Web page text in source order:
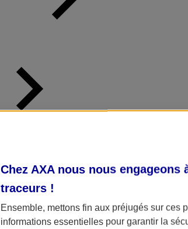
Chez AXA nous nous
traceurs !
Ensemble, mettons fin aux préjugés sur ces
informations essentielles pour garantir la